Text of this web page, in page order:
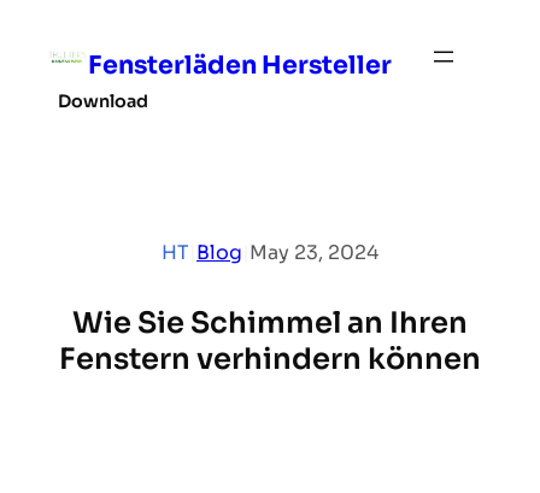
Fensterläden Hersteller
Download
HT Blog May 23, 2024
Wie Sie Schimmel an Ihren
Fenstern verhindern können